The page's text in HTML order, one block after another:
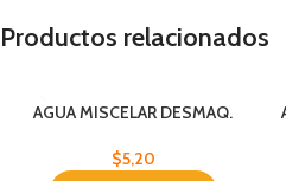
Productos relacionados
AGUA MISCELAR DESMAQ.
$5,20